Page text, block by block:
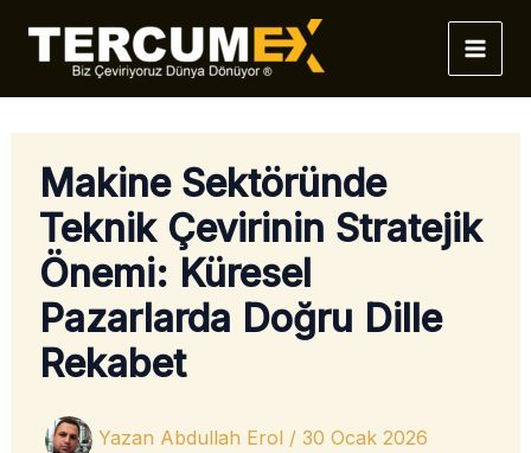
atla
Makine Sektöründe
Teknik Çevirinin Stratejik
Önemi: Küresel
Pazarlarda Doğru Dille
Rekabet
Yazan Abdullah Erol / 30 Ocak 2026